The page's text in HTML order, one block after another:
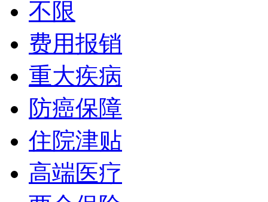
不限
费用报销
重大疾病
防癌保障
住院津贴
高端医疗